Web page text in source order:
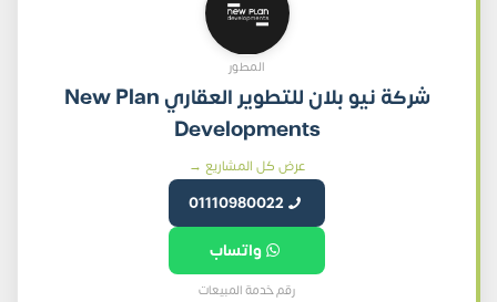
المطور
شركة نيو بلان للتطوير العقاري New Plan
Developments
عرض كل المشاريع →
01110980022
واتساب
رقم خدمة المبيعات